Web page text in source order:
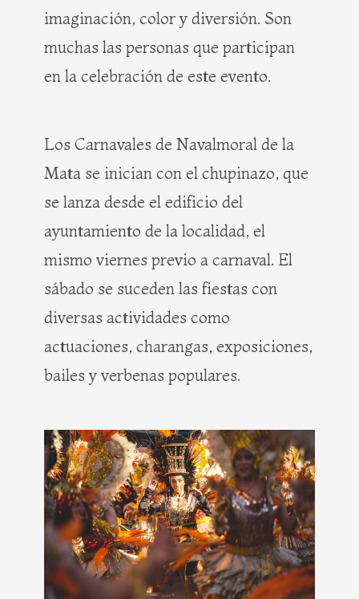
imaginación, color y diversión. Son
muchas las personas que participan
en la celebración de este evento.
Los Carnavales de Navalmoral de la
Mata se inician con el chupinazo, que
se lanza desde el edificio del
ayuntamiento de la localidad, el
mismo viernes previo a carnaval. El
sábado se suceden las fiestas con
diversas actividades como
actuaciones, charangas, exposiciones,
bailes y verbenas populares.